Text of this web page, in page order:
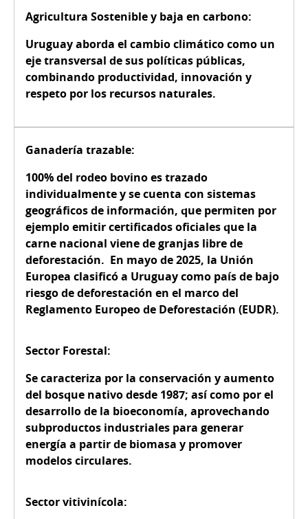
Agricultura Sostenible y baja en carbono:
Uruguay aborda el cambio climático como un
eje transversal de sus políticas públicas,
combinando productividad, innovación y
respeto por los recursos naturales.
Ganadería trazable:
100% del rodeo bovino es trazado
individualmente y se cuenta con sistemas
geográficos de información, que permiten por
ejemplo emitir certificados oficiales que la
carne nacional viene de granjas libre de
deforestación. En mayo de 2025, la Unión
Europea clasificó a Uruguay como país de bajo
riesgo de deforestación en el marco del
Reglamento Europeo de Deforestación (EUDR).
Sector Forestal:
Se caracteriza por la conservación y aumento
del bosque nativo desde 1987; así como por el
desarrollo de la bioeconomía, aprovechando
subproductos industriales para generar
energía a partir de biomasa y promover
modelos circulares.
Sector vitivinícola: